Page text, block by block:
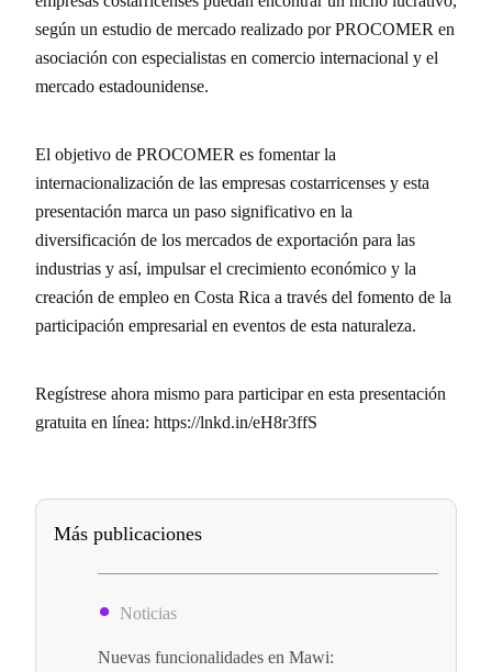
Más publicaciones
Noticias
Nuevas funcionalidades en Mawi:
según un estudio de mercado realizado por PROCOMER en
asociación con especialistas en comercio internacional y el
mercado estadounidense.
El objetivo de PROCOMER es fomentar la
internacionalización de las empresas costarricenses y esta
presentación marca un paso significativo en la
diversificación de los mercados de exportación para las
industrias y así, impulsar el crecimiento económico y la
creación de empleo en Costa Rica a través del fomento de la
participación empresarial en eventos de esta naturaleza.
Regístrese ahora mismo para participar en esta presentación
gratuita en línea: https://lnkd.in/eH8r3ffS